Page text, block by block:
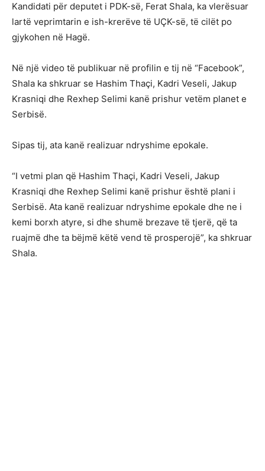
Kandidati për deputet i PDK-së, Ferat Shala, ka vlerësuar
lartë veprimtarin e ish-krerëve të UÇK-së, të cilët po
gjykohen në Hagë.
Në një video të publikuar në profilin e tij në “Facebook”,
Shala ka shkruar se Hashim Thaçi, Kadri Veseli, Jakup
Krasniqi dhe Rexhep Selimi kanë prishur vetëm planet e
Serbisë.
Sipas tij, ata kanë realizuar ndryshime epokale.
“I vetmi plan që Hashim Thaçi, Kadri Veseli, Jakup
Krasniqi dhe Rexhep Selimi kanë prishur është plani i
Serbisë. Ata kanë realizuar ndryshime epokale dhe ne i
kemi borxh atyre, si dhe shumë brezave të tjerë, që ta
ruajmë dhe ta bëjmë këtë vend të prosperojë”, ka shkruar
Shala.